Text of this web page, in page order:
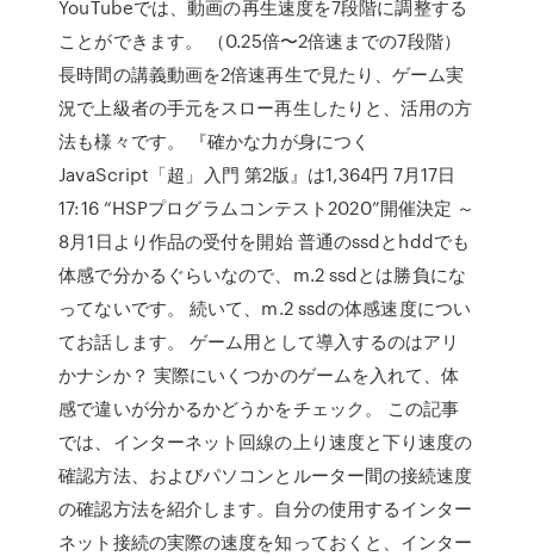
YouTubeでは、動画の再生速度を7段階に調整する
ことができます。 （0.25倍〜2倍速までの7段階）
長時間の講義動画を2倍速再生で見たり、ゲーム実
況で上級者の手元をスロー再生したりと、活用の方
法も様々です。 『確かな力が身につく
JavaScript「超」入門 第2版』は1,364円 7月17日
17:16 “HSPプログラムコンテスト2020”開催決定 ～
8月1日より作品の受付を開始 普通のssdとhddでも
体感で分かるぐらいなので、m.2 ssdとは勝負にな
ってないです。 続いて、m.2 ssdの体感速度につい
てお話します。 ゲーム用として導入するのはアリ
かナシか？ 実際にいくつかのゲームを入れて、体
感で違いが分かるかどうかをチェック。 この記事
では、インターネット回線の上り速度と下り速度の
確認方法、およびパソコンとルーター間の接続速度
の確認方法を紹介します。自分の使用するインター
ネット接続の実際の速度を知っておくと、インター